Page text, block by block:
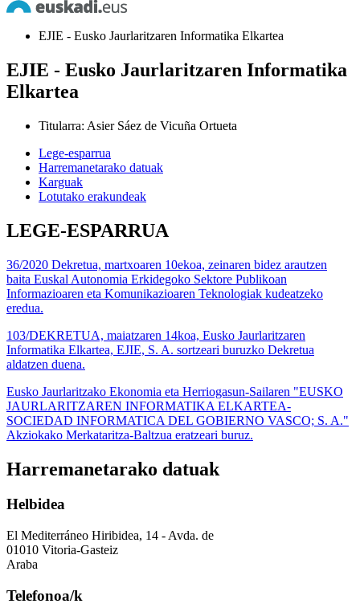
EJIE - Eusko Jaurlaritzaren Informatika Elkartea
EJIE - Eusko Jaurlaritzaren Informatika
Elkartea
Titularra: Asier Sáez de Vicuña Ortueta
Lege-esparrua
Harremanetarako datuak
Karguak
Lotutako erakundeak
LEGE-ESPARRUA
36/2020 Dekretua, martxoaren 10ekoa, zeinaren bidez arautzen
baita Euskal Autonomia Erkidegoko Sektore Publikoan
Informazioaren eta Komunikazioaren Teknologiak kudeatzeko
eredua.
103/DEKRETUA, maiatzaren 14koa, Eusko Jaurlaritzaren
Informatika Elkartea, EJIE, S. A. sortzeari buruzko Dekretua
aldatzen duena.
Eusko Jaurlaritzako Ekonomia eta Herriogasun-Sailaren "EUSKO
JAURLARITZAREN INFORMATIKA ELKARTEA-
SOCIEDAD INFORMATICA DEL GOBIERNO VASCO; S. A."
Akziokako Merkataritza-Baltzua eratzeari buruz.
Harremanetarako datuak
Helbidea
El Mediterráneo Hiribidea, 14 - Avda. de
01010 Vitoria-Gasteiz
Araba
Telefonoa/k